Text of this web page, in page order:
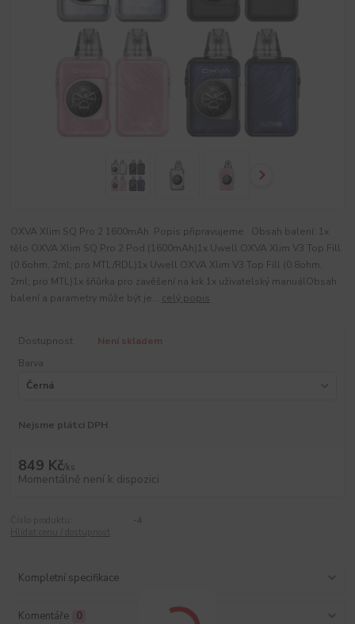
OXVA Xlim SQ Pro 2 1600mAh Popis připravujeme Obsah balení: 1x
tělo OXVA Xlim SQ Pro 2 Pod (1600mAh)1x Uwell OXVA Xlim V3 Top Fill
(0.6ohm, 2ml; pro MTL/RDL)1x Uwell OXVA Xlim V3 Top Fill (0.8ohm,
2ml; pro MTL)1x šňůrka pro zavěšení na krk 1x uživatelský manuálObsah
balení a parametry může být je... celý popis
Dostupnost
Není skladem
Barva
Nejsme plátci DPH
849 Kč/ks
Momentálně není k dispozici
Kompletní specifikace
Komentáře 0